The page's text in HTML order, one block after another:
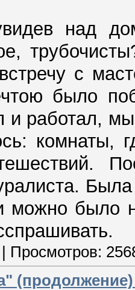
над
с
было
и работал,
комнаты,
можно было
| Просмотров: